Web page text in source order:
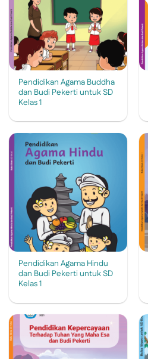
Pendidikan Agama Buddha
dan Budi Pekerti untuk SD
Kelas 1
Pendidikan Agama Hindu
dan Budi Pekerti untuk SD
Kelas 1